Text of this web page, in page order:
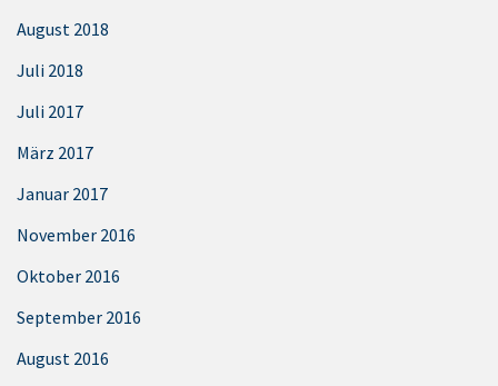
August 2018
Juli 2018
Juli 2017
März 2017
Januar 2017
November 2016
Oktober 2016
September 2016
August 2016